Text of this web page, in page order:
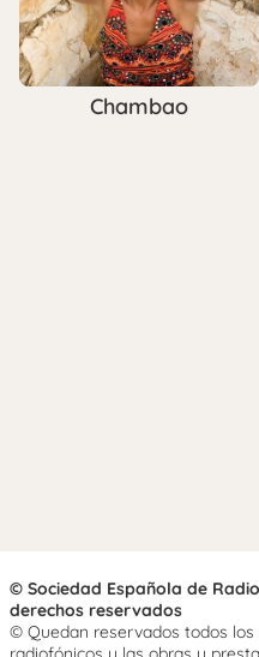
Chambao
© Sociedad Española de
derechos reservados
© Quedan reservados todos